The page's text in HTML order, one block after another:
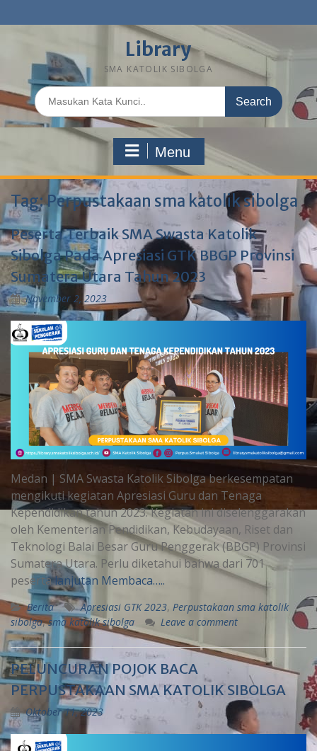
Library
SMA KATOLIK SIBOLGA
Menu
Tag:Perpustakaan sma katolik sibolga
Peserta Terbaik SMA Swasta Katolik
Sibolga Pada Apresiasi GTK BBGP Provinsi
Sumatera Utara Tahun 2023
November 2, 2023
Medan | SMA Swasta Katolik Sibolga berkesempatan
mengikuti kegiatan Apresiasi Guru dan Tenaga
Kependidikan tahun 2023. Kegiatan ini diselenggarakan
oleh Kementerian Pendidikan, Kebudayaan, Riset dan
Teknologi Balai Besar Guru Penggerak (BBGP) Provinsi
Sumatera Utara. Perlu diketahui bahwa dari 701
pesertalanjutan Membaca…..
Berita Apresiasi GTK 2023, Perpustakaan sma katolik
sibolga,sma katolik sibolga Leave a comment
PELUNCURAN POJOK BACA
PERPUSTAKAAN SMA KATOLIK SIBOLGA
Oktober 11, 2023